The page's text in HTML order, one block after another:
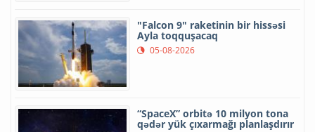
"Falcon 9" raketinin bir hissəsi
Ayla toqquşacaq
05-08-2026
“SpaceX” orbitə 10 milyon tona
qədər yük çıxarmağı planlaşdırır